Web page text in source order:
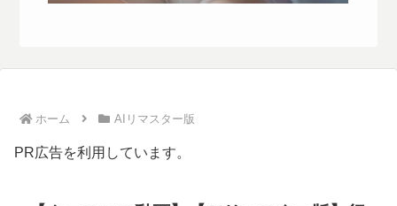
ホーム AIリマスター版
PR広告を利用しています。